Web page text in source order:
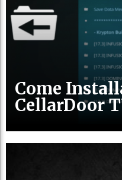
Come
CellarDoor